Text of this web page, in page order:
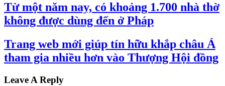
Từ một năm nay, có khoảng 1.700 nhà thờ
không được dùng đến ở Pháp
Trang web mới giúp tín hữu khắp châu Á
tham gia nhiều hơn vào Thượng Hội đồng
Leave A Reply